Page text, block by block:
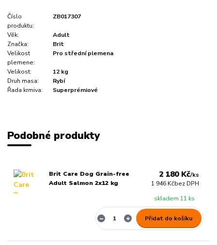
Číslo
produktu:
ZB017307
Věk:
Adult
Značka:
Brit
Velikost
plemene:
Pro střední plemena
Velikost:
12 kg
Druh masa:
Rybí
Řada krmiva:
Superprémiové
Podobné produkty
Brit Care Dog Grain-free
Adult Salmon 2x12 kg
2 180 Kč/ks
1 946 Kčbez DPH
skladem 11 ks
Přidat do košíku